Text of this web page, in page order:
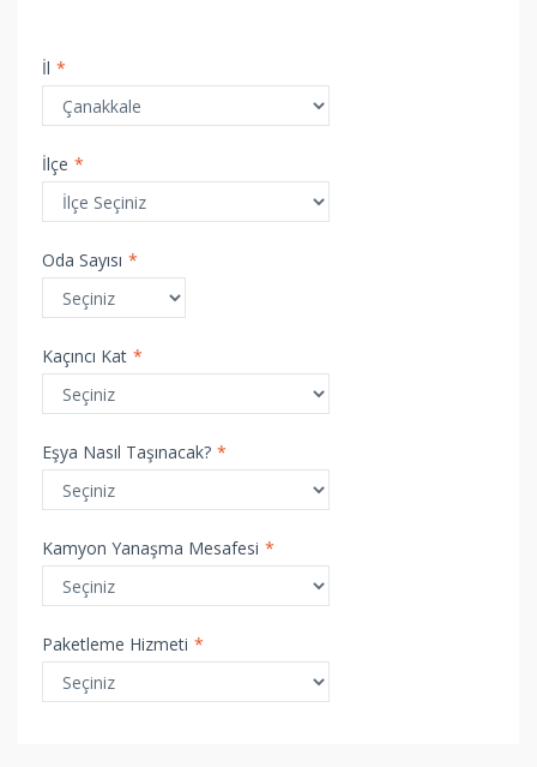
İl *
İlçe *
Oda Sayısı *
Kaçıncı Kat *
Eşya Nasıl Taşınacak? *
Kamyon Yanaşma Mesafesi *
Paketleme Hizmeti *